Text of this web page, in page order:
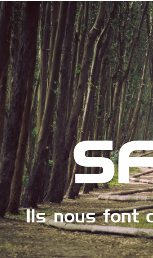
Ils nous font